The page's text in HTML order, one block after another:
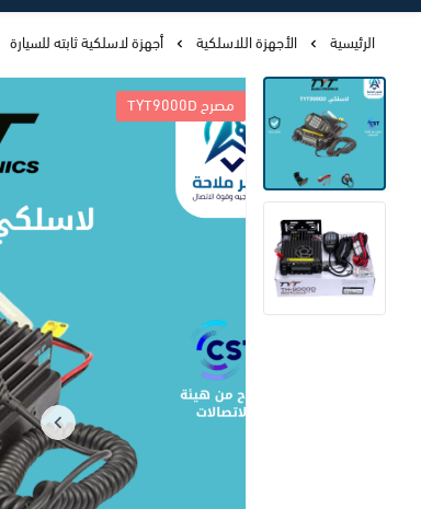
الرئيسية الأجهزة اللاسلكية أجهزة لاسلكية ثابته للسيارة
TYT9000D مصرح